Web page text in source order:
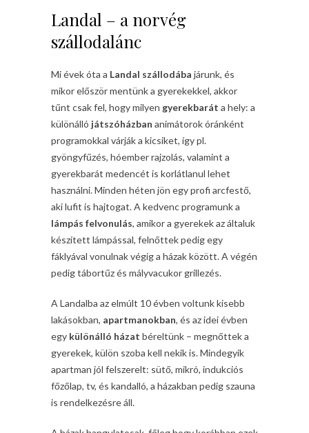
Landal – a norvég
szállodalánc
Mi évek óta a Landal szállodába járunk, és
mikor először mentünk a gyerekekkel, akkor
tűnt csak fel, hogy milyen gyerekbarát a hely: a
különálló játszóházban animátorok óránként
programokkal várják a kicsiket, így pl.
gyöngyfűzés, hóember rajzolás, valamint a
gyerekbarát medencét is korlátlanul lehet
használni. Minden héten jön egy profi arcfestő,
aki lufit is hajtogat. A kedvenc programunk a
lámpás felvonulás, amikor a gyerekek az általuk
készített lámpással, felnőttek pedig egy
fáklyával vonulnak végig a házak között. A végén
pedig tábortűz és mályvacukor grillezés.
A Landalba az elmúlt 10 évben voltunk kisebb
lakásokban, apartmanokban, és az idei évben
egy különálló házat béreltünk – megnőttek a
gyerekek, külön szoba kell nekik is. Mindegyik
apartman jól felszerelt: sütő, mikró, indukciós
főzőlap, tv, és kandalló, a házakban pedig szauna
is rendelkezésre áll.